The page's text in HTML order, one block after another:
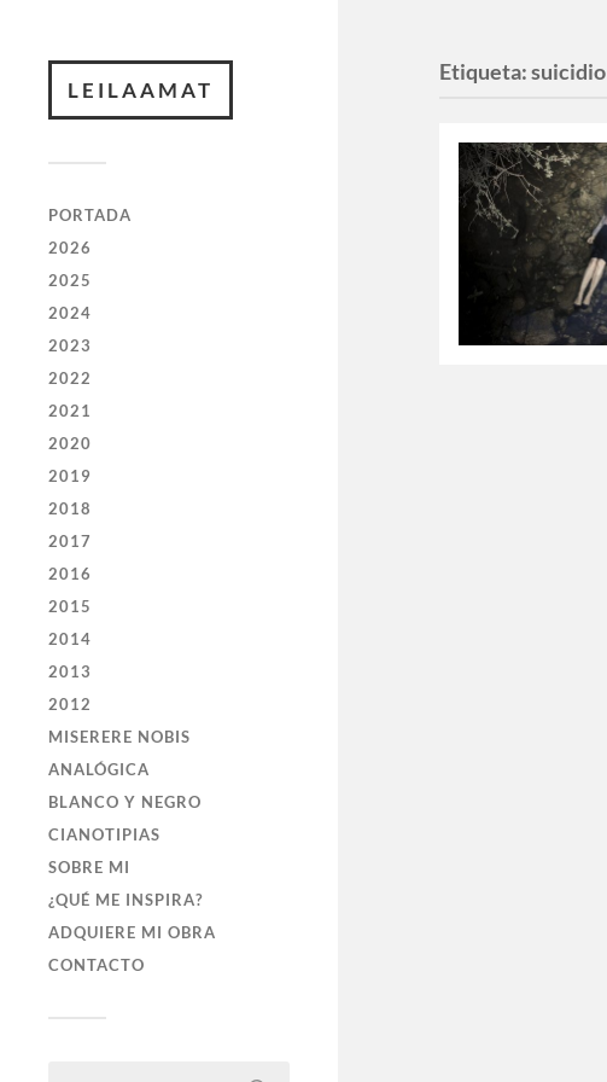
LEILAAMAT
PORTADA
2026
2025
2024
2023
2022
2021
2020
2019
2018
2017
2016
2015
2014
2013
2012
MISERERE NOBIS
ANALÓGICA
BLANCO Y NEGRO
CIANOTIPIAS
SOBRE MI
¿QUÉ ME INSPIRA?
ADQUIERE MI OBRA
CONTACTO
Etiqueta:suicidio